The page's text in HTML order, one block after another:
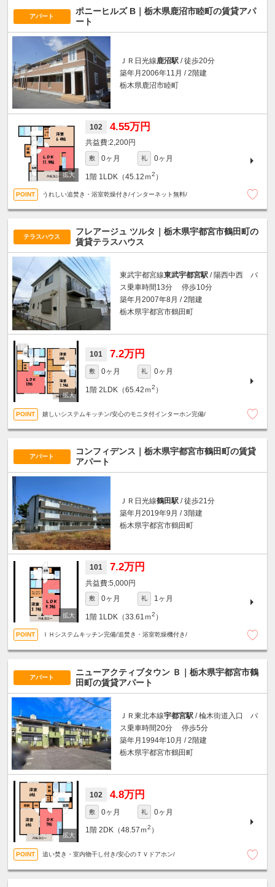
アパート
ポニーヒルズ B｜栃木県鹿沼市睦町の賃貸アパ
ート
ＪＲ日光線鹿沼駅 / 徒歩20分
築年月2006年11月 / 2階建
栃木県鹿沼市睦町
102 4.55万円
2,200円
敷 0ヶ月 礼 0ヶ月
1階 1LDK（45.12ｍ2 ）
うれしい追焚き・浴室乾燥付き/インターネット無料/
テラスハウス
フレアージュ ツルタ｜栃木県宇都宮市鶴田町の
賃貸テラスハウス
東武宇都宮線東武宇都宮駅 / 陽西中西 バ
ス乗車時間13分 停歩10分
築年月2007年8月 / 2階建
栃木県宇都宮市鶴田町
101 7.2万円
敷 0ヶ月 礼 0ヶ月
1階 2LDK（65.42ｍ2 ）
嬉しいシステムキッチン/安心のモニタ付インターホン完備/
アパート
コンフィデンス｜栃木県宇都宮市鶴田町の賃貸
アパート
ＪＲ日光線鶴田駅 / 徒歩21分
築年月2019年9月 / 3階建
栃木県宇都宮市鶴田町
101 7.2万円
5,000円
敷 0ヶ月 礼 1ヶ月
1階 1LDK（33.61ｍ2 ）
ＩＨシステムキッチン完備/追焚き・浴室乾燥機付き/
アパート
ニューアクティブタウン Ｂ｜栃木県宇都宮市鶴
田町の賃貸アパート
ＪＲ東北本線宇都宮駅 / 楡木街道入口 バ
ス乗車時間20分 停歩5分
築年月1994年10月 / 2階建
栃木県宇都宮市鶴田町
102 4.8万円
敷 0ヶ月 礼 0ヶ月
1階 2DK（48.57ｍ2 ）
追い焚き・室内物干し付き/安心のＴＶドアホン/